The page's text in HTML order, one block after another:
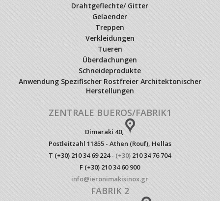
Drahtgeflechte/ Gitter
Gelaender
Treppen
Verkleidungen
Tueren
Überdachungen
Schneideprodukte
Anwendung Spezifischer Rostfreier Architektonischer
Herstellungen
ZENTRALE BUEROS/FABRIK1
Dimaraki 40,
Postleitzahl 11855 - Athen (Rouf), Hellas
T (+30) 210 34 69 224 - (+30) 210 34 76 704
F (+30) 210 34 60 900
info@ieronimakisinox.gr
FABRIK 2